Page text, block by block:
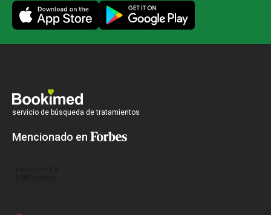
servicio de búsqueda de tratamientos
Mencionado en